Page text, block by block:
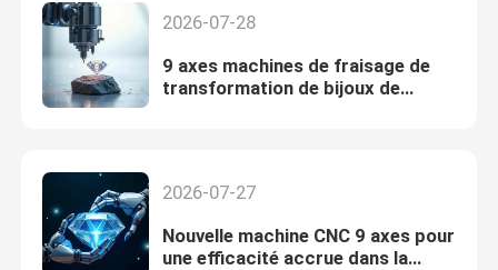
2026-07-28
9 axes machines de fraisage de
transformation de bijoux de
2026-07-27
Nouvelle machine CNC 9 axes pour
une efficacité accrue dans la